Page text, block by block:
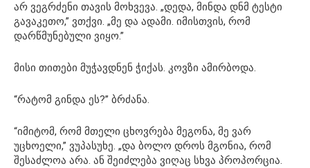
არ ვეგრძენი თავის მოხვევა. „დედა, მინდა დნმ ტესტი
გავაკეთო,” ვთქვი. „მე და ადამი. იმისთვის, რომ
დარწმუნებული ვიყო.”
მისი თითები მუჭავდნენ ჭიქას. კოვზი ამირბოდა.
“რატომ გინდა ეს?” ბრძანა.
“იმიტომ, რომ მთელი ცხოვრება მეგონა, მე ვარ
უცხოელი,” ვუპასუხე. „და ბოლო დროს მგონია, რომ
შესაძლოა არა. ან შეიძლება ვიღაც სხვა პროპორცია.